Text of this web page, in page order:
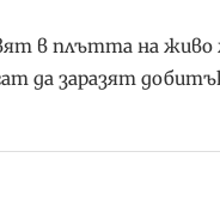
в плътта на
да заразят